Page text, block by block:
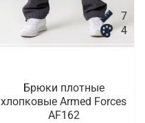
7
4
Брюки плотные
хлопковые Armed Forces
AF162